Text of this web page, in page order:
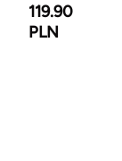
119.90
PLN